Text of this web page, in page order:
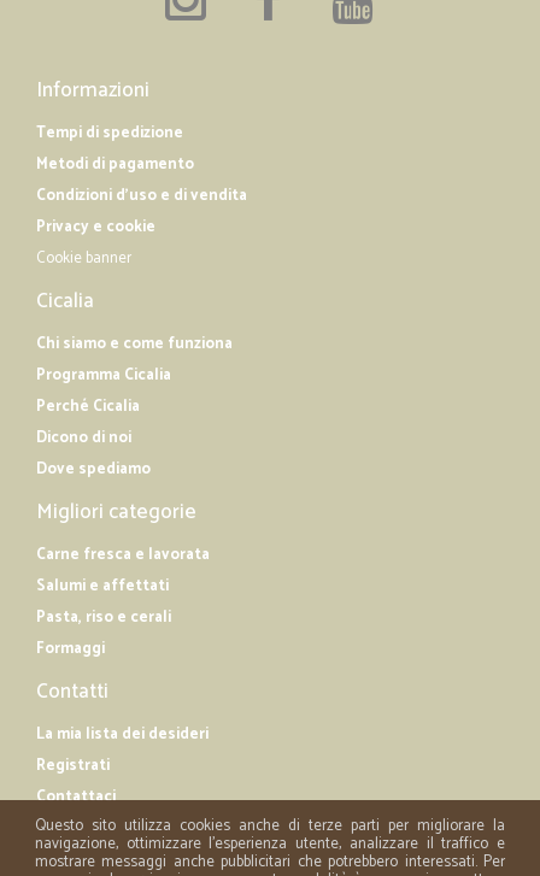
Siete una zienda straordinaria. Vi seguo da quando facevate
Informazioni
Tempi di spedizione
Metodi di pagamento
Condizioni d'uso e di vendita
Privacy e cookie
Cookie banner
Cicalia
Chi siamo e come funziona
Programma Cicalia
Perché Cicalia
Dicono di noi
Dove spediamo
Migliori categorie
Carne fresca e lavorata
Salumi e affettati
Pasta, riso e cerali
Formaggi
Contatti
La mia lista dei desideri
Registrati
Contattaci
Questo sito utilizza cookies anche di terze parti per migliorare la
navigazione, ottimizzare l'esperienza utente, analizzare il traffico e
mostrare messaggi anche pubblicitari che potrebbero interessati. Per